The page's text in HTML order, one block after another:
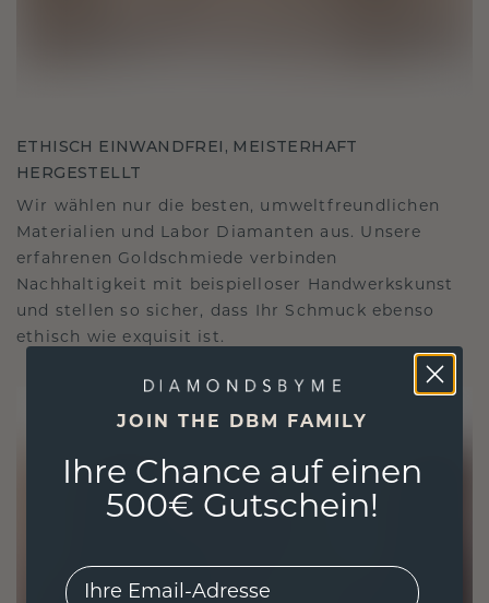
ETHISCH EINWANDFREI, MEISTERHAFT
HERGESTELLT
Wir wählen nur die besten, umweltfreundlichen
Materialien und Labor Diamanten aus. Unsere
erfahrenen Goldschmiede verbinden
Nachhaltigkeit mit beispielloser Handwerkskunst
und stellen so sicher, dass Ihr Schmuck ebenso
ethisch wie exquisit ist.
JOIN THE DBM FAMILY
Ihre Chance auf einen
500€ Gutschein!
EMail